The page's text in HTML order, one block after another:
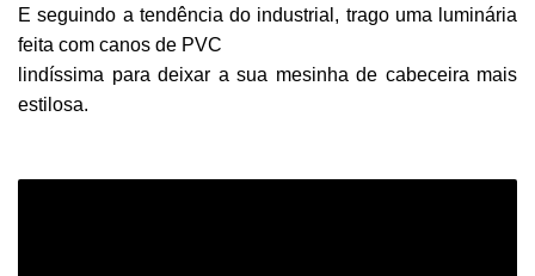
E seguindo a tendência do industrial, trago uma luminária
feita com canos de PVC
lindíssima para deixar a sua mesinha de cabeceira mais
estilosa.